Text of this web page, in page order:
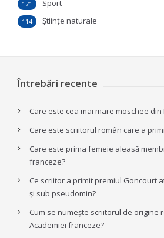
Sport
171
Ştiinţe naturale
114
Întrebări recente
Care este cea mai mare moschee din
Care este scriitorul român care a
Care este prima femeie aleasă
franceze?
Ce scriitor a primit premiul Goncourt
și sub pseudomin?
Cum se numește scriitorul de origine
Academiei franceze?